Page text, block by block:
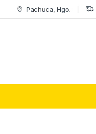
Pachuca, Hgo.